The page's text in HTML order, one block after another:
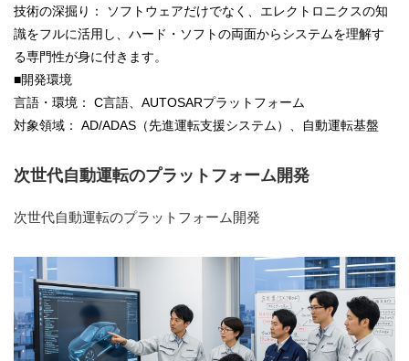
技術の深掘り： ソフトウェアだけでなく、エレクトロニクスの知
識をフルに活用し、ハード・ソフトの両面からシステムを理解す
る専門性が身に付きます。
■開発環境
言語・環境： C言語、AUTOSARプラットフォーム
対象領域： AD/ADAS（先進運転支援システム）、自動運転基盤
次世代自動運転のプラットフォーム開発
次世代自動運転のプラットフォーム開発